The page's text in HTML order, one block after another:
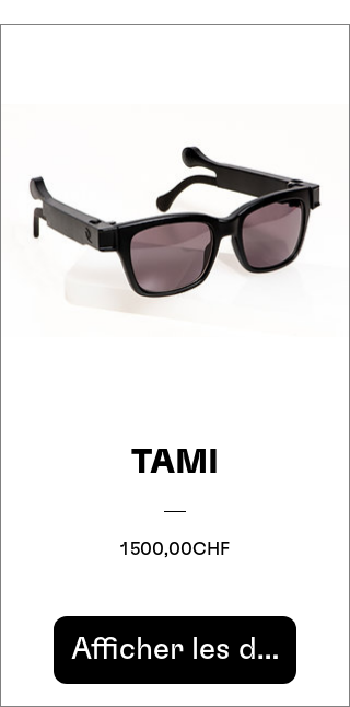
TAMI
1 500,00CHFPrix
Afficher les détails